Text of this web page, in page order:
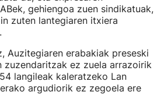
gehiengoa zuen sindikatuak,
zuten lantegiaren itxiera
Auzitegiaren erabakiak preseski
zuzendaritzak ez zuela arrazoirik
langileak kaleratzeko Lan
argudiorik ez zegoela ere